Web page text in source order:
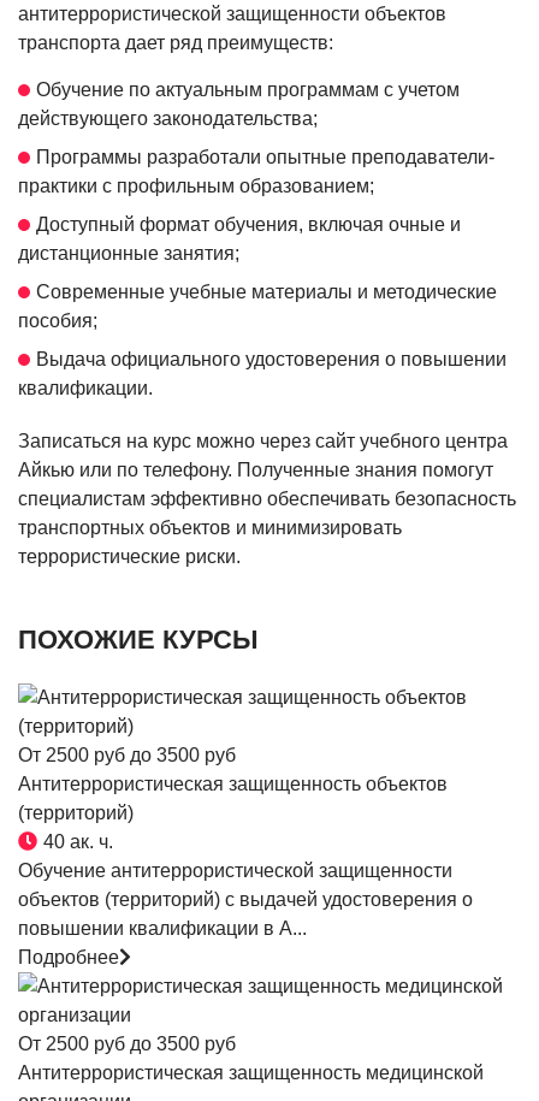
антитеррористической защищенности объектов
транспорта дает ряд преимуществ:
Обучение по актуальным программам с учетом
действующего законодательства;
Программы разработали опытные преподаватели-
практики с профильным образованием;
Доступный формат обучения, включая очные и
дистанционные занятия;
Современные учебные материалы и методические
пособия;
Выдача официального удостоверения о повышении
квалификации.
Записаться на курс можно через сайт учебного центра
Айкью или по телефону. Полученные знания помогут
специалистам эффективно обеспечивать безопасность
транспортных объектов и минимизировать
террористические риски.
ПОХОЖИЕ КУРСЫ
От 2500 руб до 3500 руб
Антитеррористическая защищенность объектов
(территорий)
40 ак. ч.
Обучение антитеррористической защищенности
объектов (территорий) с выдачей удостоверения о
повышении квалификации в А...
Подробнее
От 2500 руб до 3500 руб
Антитеррористическая защищенность медицинской